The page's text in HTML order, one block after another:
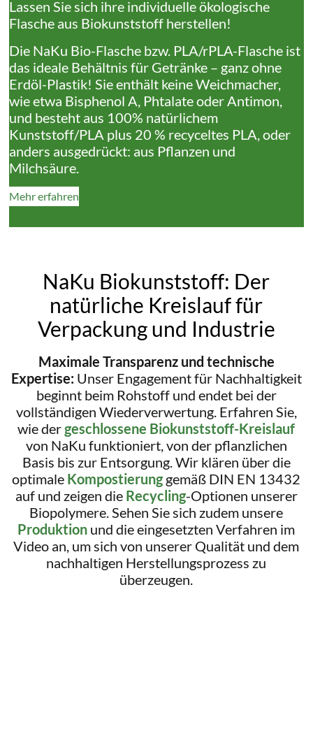
Lassen Sie sich ihre individuelle ökologische
Flasche aus Biokunststoff herstellen!
Die NaKu Bio-Flasche bzw. PLA/rPLA-Flasche ist
das ideale Behältnis für Getränke – ganz ohne
Erdöl-Plastik! Sie enthält keine Weichmacher,
wie etwa Bisphenol A, Phtalate oder Antimon,
und besteht aus 100% natürlichem
Kunststoff/PLA plus 20 % recyceltes PLA, oder
anders ausgedrückt: aus Pflanzen und
Milchsäure.
Mehr erfahren
NaKu Biokunststoff: Der
natürliche Kreislauf für
Verpackung und Industrie
Maximale Transparenz und technische
Expertise:Unser Engagement für Nachhaltigkeit
beginnt beim Rohstoff und endet bei der
vollständigen Wiederverwertung. Erfahren Sie,
wie dergeschlossene Biokunststoff-Kreislauf
von NaKu funktioniert, von der pflanzlichen
Basis bis zur Entsorgung. Wir klären über die
optimale Kompostierunggemäß DIN EN 13432
auf und zeigen die Recycling-Optionen unserer
Biopolymere. Sehen Sie sich zudem unsere
Produktion und die eingesetzten Verfahren im
Video an, um sich von unserer Qualität und dem
nachhaltigen Herstellungsprozess zu
überzeugen.